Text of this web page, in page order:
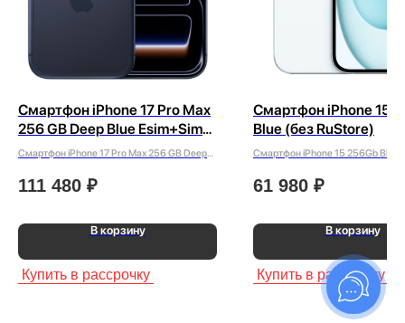
Смартфон iPhone 17 Pro Max
256 GB Deep Blue Esim+Sim
(без Rustore)
Смартфон iPhone 17 Pro Max 256 GB Deep
111 480 ₽
В корзину
Купить в рассрочку
Смартфон iPhone 15
Blue (без RuStore)
Смартфон iPhone 15 256Gb Blue
61 980 ₽
В корзину
Купить в рассрочку